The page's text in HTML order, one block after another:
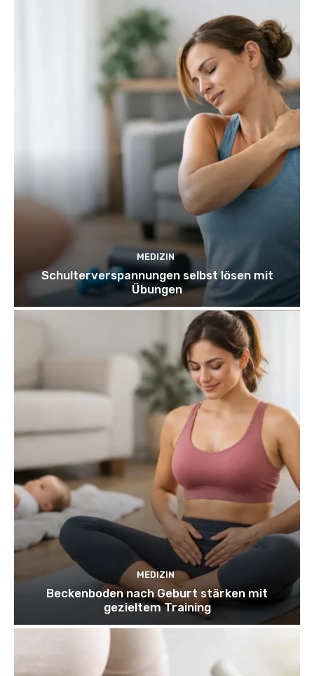
MEDIZIN
Schulterverspannungen selbst lösen mit
Übungen
MEDIZIN
Beckenboden nach Geburt stärken mit
gezieltem Training